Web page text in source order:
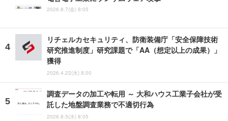
2026.8.7(金) 8:05
リチェルカセキュリティ、防衛装備庁「安全保障技術
研究推進制度」研究課題で「AA（想定以上の成果）」
獲得
2026.4.22(水) 8:00
調査データの加工や転用 ～ 大和ハウス工業子会社が受
託した地盤調査業務で不適切行為
2026.8.5(水) 8:05